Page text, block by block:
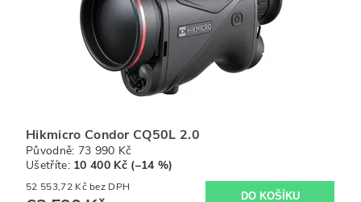
Hikmicro Condor CQ50L 2.0
Původně: 73 990 Kč
Ušetříte: 10 400 Kč (–14 %)
52 553,72 Kč bez DPH